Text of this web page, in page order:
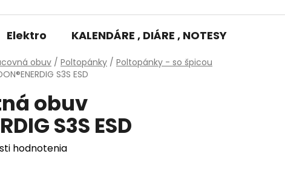
KOŠÍK
Elektro KALENDÁRE , DIÁRE , NOTESY
obuv / Poltopánky / Poltopánky - so špicou
S3S ESD
obuv
S3S ESD
hodnotenia